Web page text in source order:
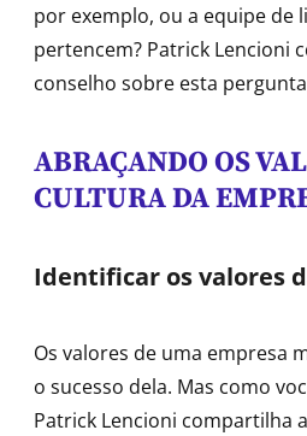
por exemplo, ou a equipe de
pertencem? Patrick Lencioni
conselho sobre esta
ABRAÇANDO OS
CULTURA DA
Identificar os valores
Os valores de uma empresa
o sucesso dela. Mas como
Patrick Lencioni compartilha